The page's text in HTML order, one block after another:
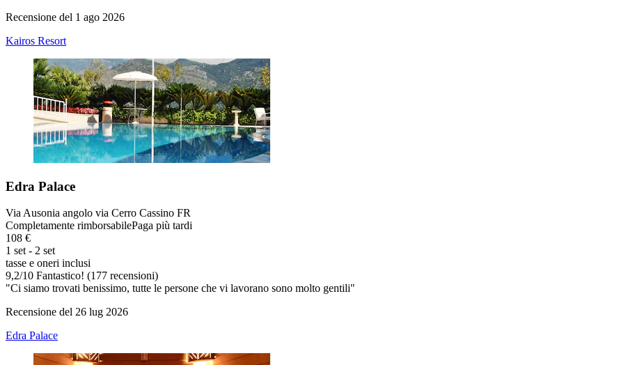
Recensione del 1 ago 2026
Kairos Resort
Edra Palace
Via Ausonia angolo via Cerro Cassino FR
Completamente rimborsabilePaga più tardi
108 €
1 set - 2 set
tasse e oneri inclusi
9,2/10 Fantastico! (177 recensioni)
"Ci siamo trovati benissimo, tutte le persone che vi lavorano sono molto gentili"
Recensione del 26 lug 2026
Edra Palace